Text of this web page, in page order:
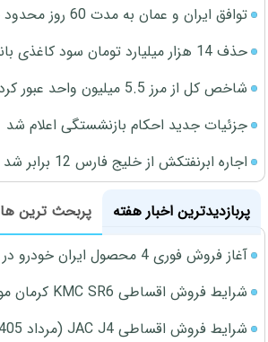
توافق ایران و عمان به مدت 60 روز محدود خواهد بود
حذف 14 هزار میلیارد تومان سود کاغذی بانک صادرات
شاخص کل از مرز 5.5 میلیون واحد عبور کرد
جزئیات جدید احکام بازنشستگی اعلام شد
اجاره ابرنفتکش از خلیج فارس 12 برابر شد
پربازدیدترین اخبار هفته
پربحث ترین ها
آغاز فروش فوری 4 محصول ایران خودرو در نمایندگی‌ها
شرایط فروش اقساطی KMC SR6 کرمان موتور اعلام شد
شرایط فروش اقساطی JAC J4 (مرداد 1405)